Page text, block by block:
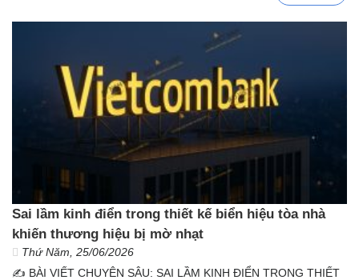
Sai lầm kinh điển trong thiết kế biển hiệu tòa nhà
khiến thương hiệu bị mờ nhạt
Thứ Năm, 25/06/2026
✍️ BÀI VIẾT CHUYÊN SÂU: SAI LẦM KINH ĐIỂN TRONG THIẾT